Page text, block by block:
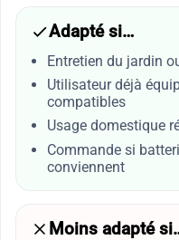
Adapté si…
Entretien du jardin
Utilisateur déjà
compatibles
Usage domestique
Commande si
conviennent
Moins adapté